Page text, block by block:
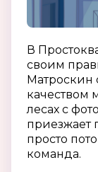
В
своим
Матроскин
качеством
лесах с
приезжает
просто
команда.